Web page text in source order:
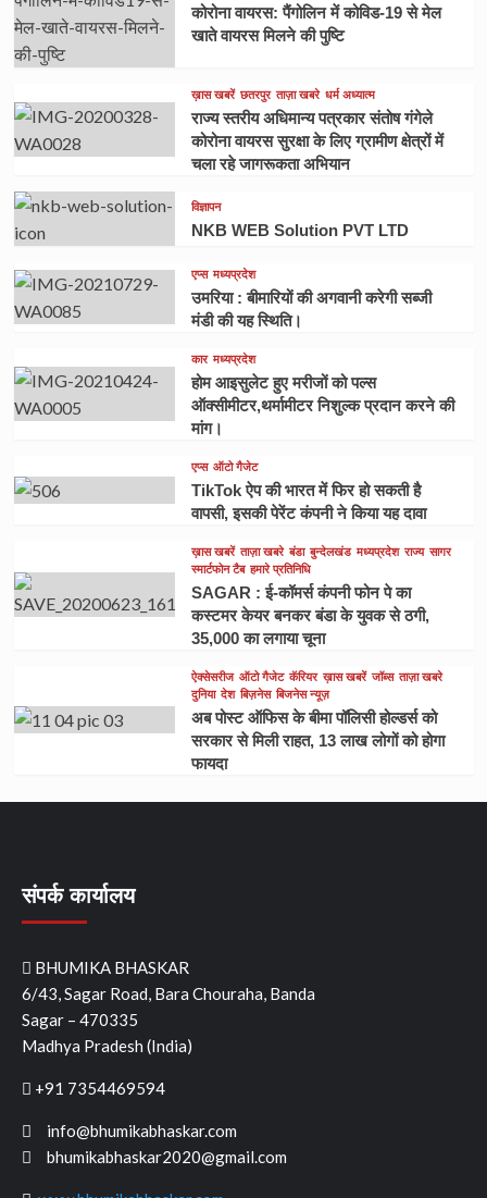
कोरोना वायरस: पैंगोलिन में कोविड-19 से मेल
खाते वायरस मिलने की पुष्टि
ख़ास खबरें छतरपुर ताज़ा खबरे धर्म अध्यात्म
राज्य स्तरीय अधिमान्य पत्रकार संतोष गंगेले
कोरोना वायरस सुरक्षा के लिए ग्रामीण क्षेत्रों में
चला रहे जागरूकता अभियान
विज्ञापन
NKB WEB Solution PVT LTD
एप्स मध्यप्रदेश
उमरिया : बीमारियों की अगवानी करेगी सब्जी
मंडी की यह स्थिति।
कार मध्यप्रदेश
होम आइसुलेट हुए मरीजों को पल्स
ऑक्सीमीटर,थर्मामीटर निशुल्क प्रदान करने की
मांग।
एप्स ऑटो गैजेट
TikTok ऐप की भारत में फिर हो सकती है
वापसी, इसकी पेरेंट कंपनी ने किया यह दावा
ख़ास खबरें ताज़ा खबरे बंडा बुन्देलखंड मध्यप्रदेश राज्य सागर
स्मार्टफोन टैब हमारे प्रतिनिधि
SAGAR : ई-कॉमर्स कंपनी फोन पे का
कस्टमर केयर बनकर बंडा के युवक से ठगी,
35,000 का लगाया चूना
ऐक्सेसरीज ऑटो गैजेट कॅरियर ख़ास खबरें जॉब्स ताज़ा खबरे
दुनिया देश बिज़नेस बिजनेस न्यूज़
अब पोस्ट ऑफिस के बीमा पॉलिसी होल्डर्स को
सरकार से मिली राहत, 13 लाख लोगों को होगा
फायदा
संपर्क कार्यालय
BHUMIKA BHASKAR
6/43, Sagar Road, Bara Chouraha, Banda
Sagar – 470335
Madhya Pradesh (India)
+91 7354469594
info@bhumikabhaskar.com
bhumikabhaskar2020@gmail.com